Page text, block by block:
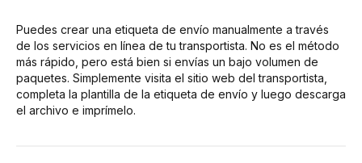
Puedes crear una etiqueta de envío manualmente a través
de los servicios en línea de tu transportista. No es el método
más rápido, pero está bien si envías un bajo volumen de
paquetes. Simplemente visita el sitio web del transportista,
completa la plantilla de la etiqueta de envío y luego descarga
el archivo e imprímelo.